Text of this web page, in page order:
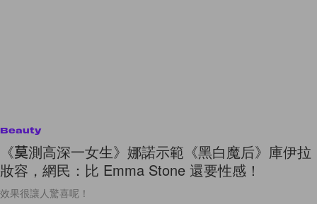
Beauty
《莫測高深一女生》娜諾示範《黑白魔后》庫伊拉
妝容，網民：比 Emma Stone 還要性感！
效果很讓人驚喜呢！